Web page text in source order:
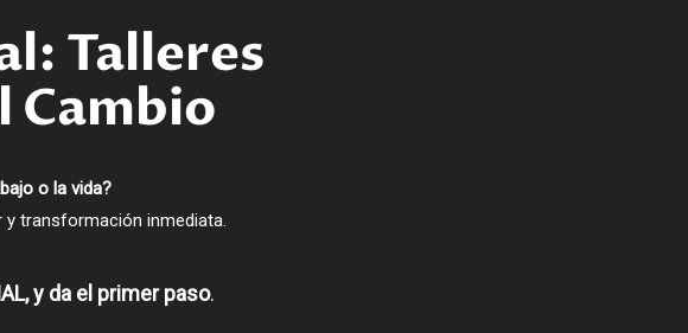
Talleres
Cambio
o la vida?
transformación inmediata.
y da el primer paso.